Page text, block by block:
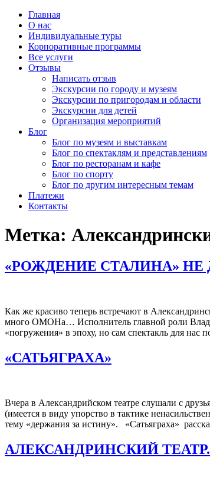
Главная
О нас
Индивидуальные туры
Корпоративные программы
Все услуги
Отзывы
Написать отзыв
Экскурсии по городу и музеям
Экскурсии по пригородам и области
Экскурсии для детей
Организация мероприятий
Блог
Блог по музеям и выставкам
Блог по спектаклям и представлениям
Блог по ресторанам и кафе
Блог по спорту
Блог по другим интересным темам
Платежи
Контакты
Метка:
«РОЖДЕНИЕ СТАЛИНА» НЕ
Как же красиво теперь встречают в
много ОМОНа… Исполнитель главной роли
«погружения» в эпоху, но сам спектакль для
«САТЬЯГРАХА»
Вчера в Александрийском театре слушали с
(имеется в виду упорство в тактике
тему «держания за истину». «Сатьяграха»
АЛЕКСАНДРИНСКИЙ